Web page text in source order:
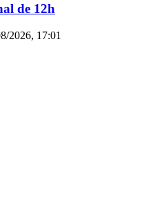
de 12h
2026, 17:01